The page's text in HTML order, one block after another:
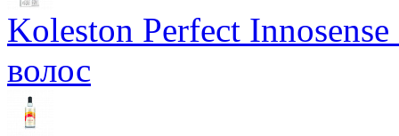
Koleston Perfect Innosense
волос